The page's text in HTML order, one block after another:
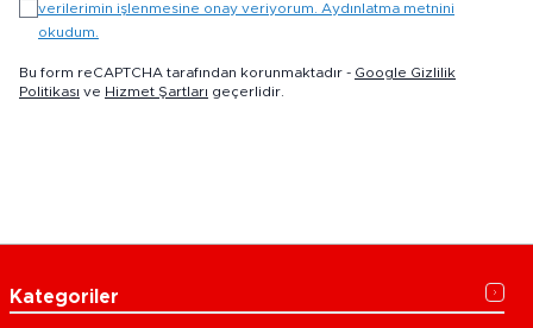
verilerimin işlenmesine onay veriyorum. Aydınlatma metnini
okudum.
Bu form reCAPTCHA tarafından korunmaktadır - Google Gizlilik
Politikası ve Hizmet Şartları geçerlidir.
Kategoriler